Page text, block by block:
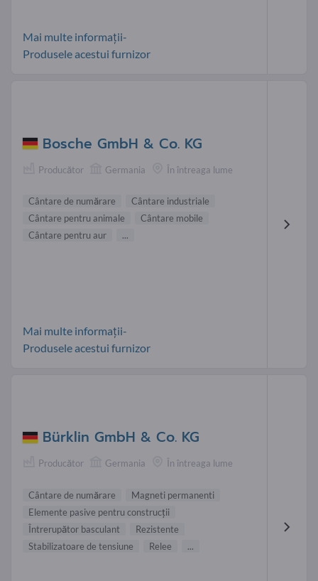
Mai multe informații-
Produsele acestui furnizor
Bosche GmbH & Co. KG
Producător Germania În întreaga lume
Cântare de numărare
Cântare industriale
Cântare pentru animale
Cântare mobile
Cântare pentru aur
...
Mai multe informații-
Produsele acestui furnizor
Bürklin GmbH & Co. KG
Producător Germania În întreaga lume
Cântare de numărare
Magneti permanenti
Elemente pasive pentru construcţii
Întrerupător basculant
Rezistente
Stabilizatoare de tensiune
Relee ...